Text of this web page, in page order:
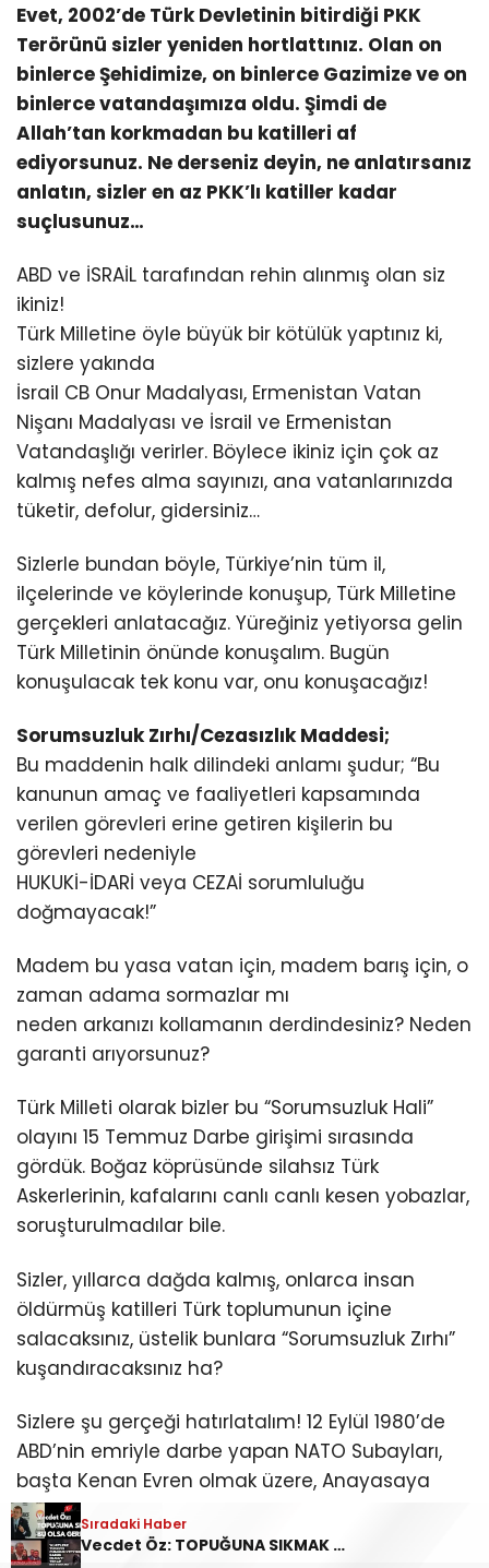
Evet, 2002’de Türk Devletinin bitirdiği PKK
Terörünü sizler yeniden hortlattınız. Olan on
binlerce Şehidimize, on binlerce Gazimize ve on
binlerce vatandaşımıza oldu. Şimdi de
Allah’tan korkmadan bu katilleri af
ediyorsunuz. Ne derseniz deyin, ne anlatırsanız
anlatın, sizler en az PKK’lı katiller kadar
suçlusunuz…
ABD ve İSRAİL tarafından rehin alınmış olan siz
ikiniz!
Türk Milletine öyle büyük bir kötülük yaptınız ki,
sizlere yakında
İsrail CB Onur Madalyası, Ermenistan Vatan
Nişanı Madalyası ve İsrail ve Ermenistan
Vatandaşlığı verirler. Böylece ikiniz için çok az
kalmış nefes alma sayınızı, ana vatanlarınızda
tüketir, defolur, gidersiniz…
Sizlerle bundan böyle, Türkiye’nin tüm il,
ilçelerinde ve köylerinde konuşup, Türk Milletine
gerçekleri anlatacağız. Yüreğiniz yetiyorsa gelin
Türk Milletinin önünde konuşalım. Bugün
konuşulacak tek konu var, onu konuşacağız!
Sorumsuzluk Zırhı/Cezasızlık Maddesi;
Bu maddenin halk dilindeki anlamı şudur; “Bu
kanunun amaç ve faaliyetleri kapsamında
verilen görevleri erine getiren kişilerin bu
görevleri nedeniyle
HUKUKİ-İDARİ veya CEZAİ sorumluluğu
doğmayacak!”
Madem bu yasa vatan için, madem barış için, o
zaman adama sormazlar mı
neden arkanızı kollamanın derdindesiniz? Neden
garanti arıyorsunuz?
Türk Milleti olarak bizler bu “Sorumsuzluk Hali”
olayını 15 Temmuz Darbe girişimi sırasında
gördük. Boğaz köprüsünde silahsız Türk
Askerlerinin, kafalarını canlı canlı kesen yobazlar,
soruşturulmadılar bile.
Sizler, yıllarca dağda kalmış, onlarca insan
öldürmüş katilleri Türk toplumunun içine
salacaksınız, üstelik bunlara “Sorumsuzluk Zırhı”
kuşandıracaksınız ha?
Sizlere şu gerçeği hatırlatalım! 12 Eylül 1980’de
ABD’nin emriyle darbe yapan NATO Subayları,
başta Kenan Evren olmak üzere, Anayasaya
“Darbe Yapanlar Yargılanamaz” diye, madde
koydurmuşlardı. Ne oldu? Yargılandılar!
Sıradaki Haber
Vecdet Öz: TOPUĞUNA SIKMAK BU OLSA GEREK!